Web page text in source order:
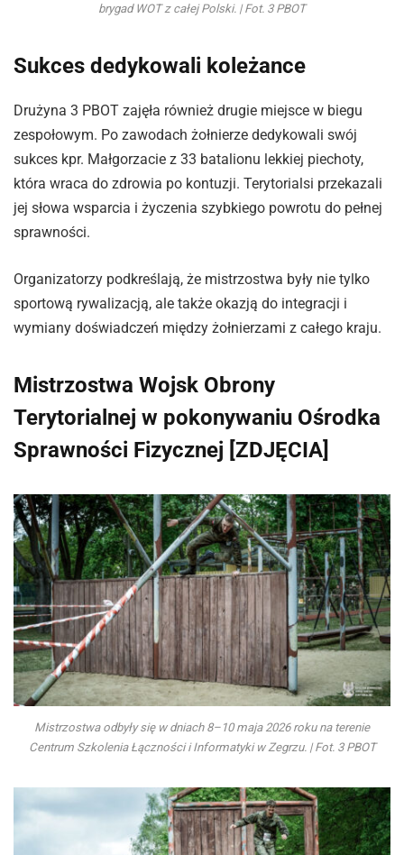
brygad WOT z całej Polski. | Fot. 3 PBOT
Sukces dedykowali koleżance
Drużyna 3 PBOT zajęła również drugie miejsce w biegu
zespołowym. Po zawodach żołnierze dedykowali swój
sukces kpr. Małgorzacie z 33 batalionu lekkiej piechoty,
która wraca do zdrowia po kontuzji. Terytorialsi przekazali
jej słowa wsparcia i życzenia szybkiego powrotu do pełnej
sprawności.
Organizatorzy podkreślają, że mistrzostwa były nie tylko
sportową rywalizacją, ale także okazją do integracji i
wymiany doświadczeń między żołnierzami z całego kraju.
Mistrzostwa Wojsk Obrony
Terytorialnej w pokonywaniu Ośrodka
Sprawności Fizycznej [ZDJĘCIA]
Mistrzostwa odbyły się w dniach 8–10 maja 2026 roku na terenie
Centrum Szkolenia Łączności i Informatyki w Zegrzu. | Fot. 3 PBOT